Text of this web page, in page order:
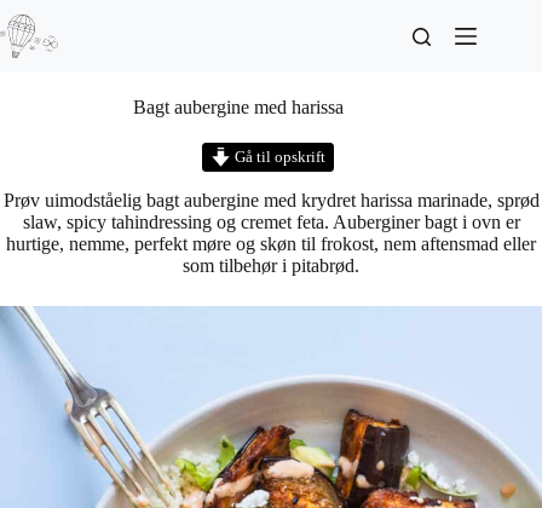
Bagt aubergine med harissa
Gå til opskrift
Prøv uimodståelig bagt aubergine med krydret harissa marinade, sprød
slaw, spicy tahindressing og cremet feta. Auberginer bagt i ovn er
hurtige, nemme, perfekt møre og skøn til frokost, nem aftensmad eller
som tilbehør i pitabrød.